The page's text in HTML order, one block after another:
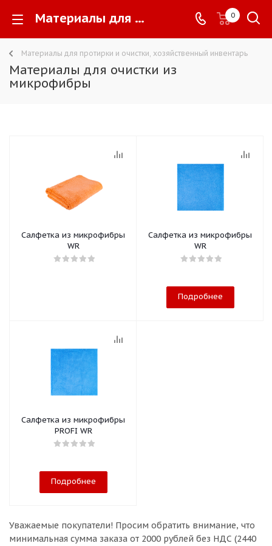
Материалы для очистки из микрофибры - 0
Материалы для протирки и очистки, хозяйственный инвентарь
Материалы для очистки из
микрофибры
Салфетка из микрофибры
WR
Салфетка из микрофибры
WR
Подробнее
Салфетка из микрофибры
PROFI WR
Подробнее
Уважаемые покупатели! Просим обратить внимание, что
минимальная сумма заказа от 2000 рублей без НДС (2440